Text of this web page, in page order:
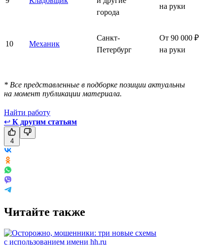
города
на руки
10 Механик
Санкт-
Петербург
От 90 000 ₽
на руки
* Все представленные в подборке позиции актуальны
на момент публикации материала.
Найти работу
↩ К другим статьям
4
Читайте также